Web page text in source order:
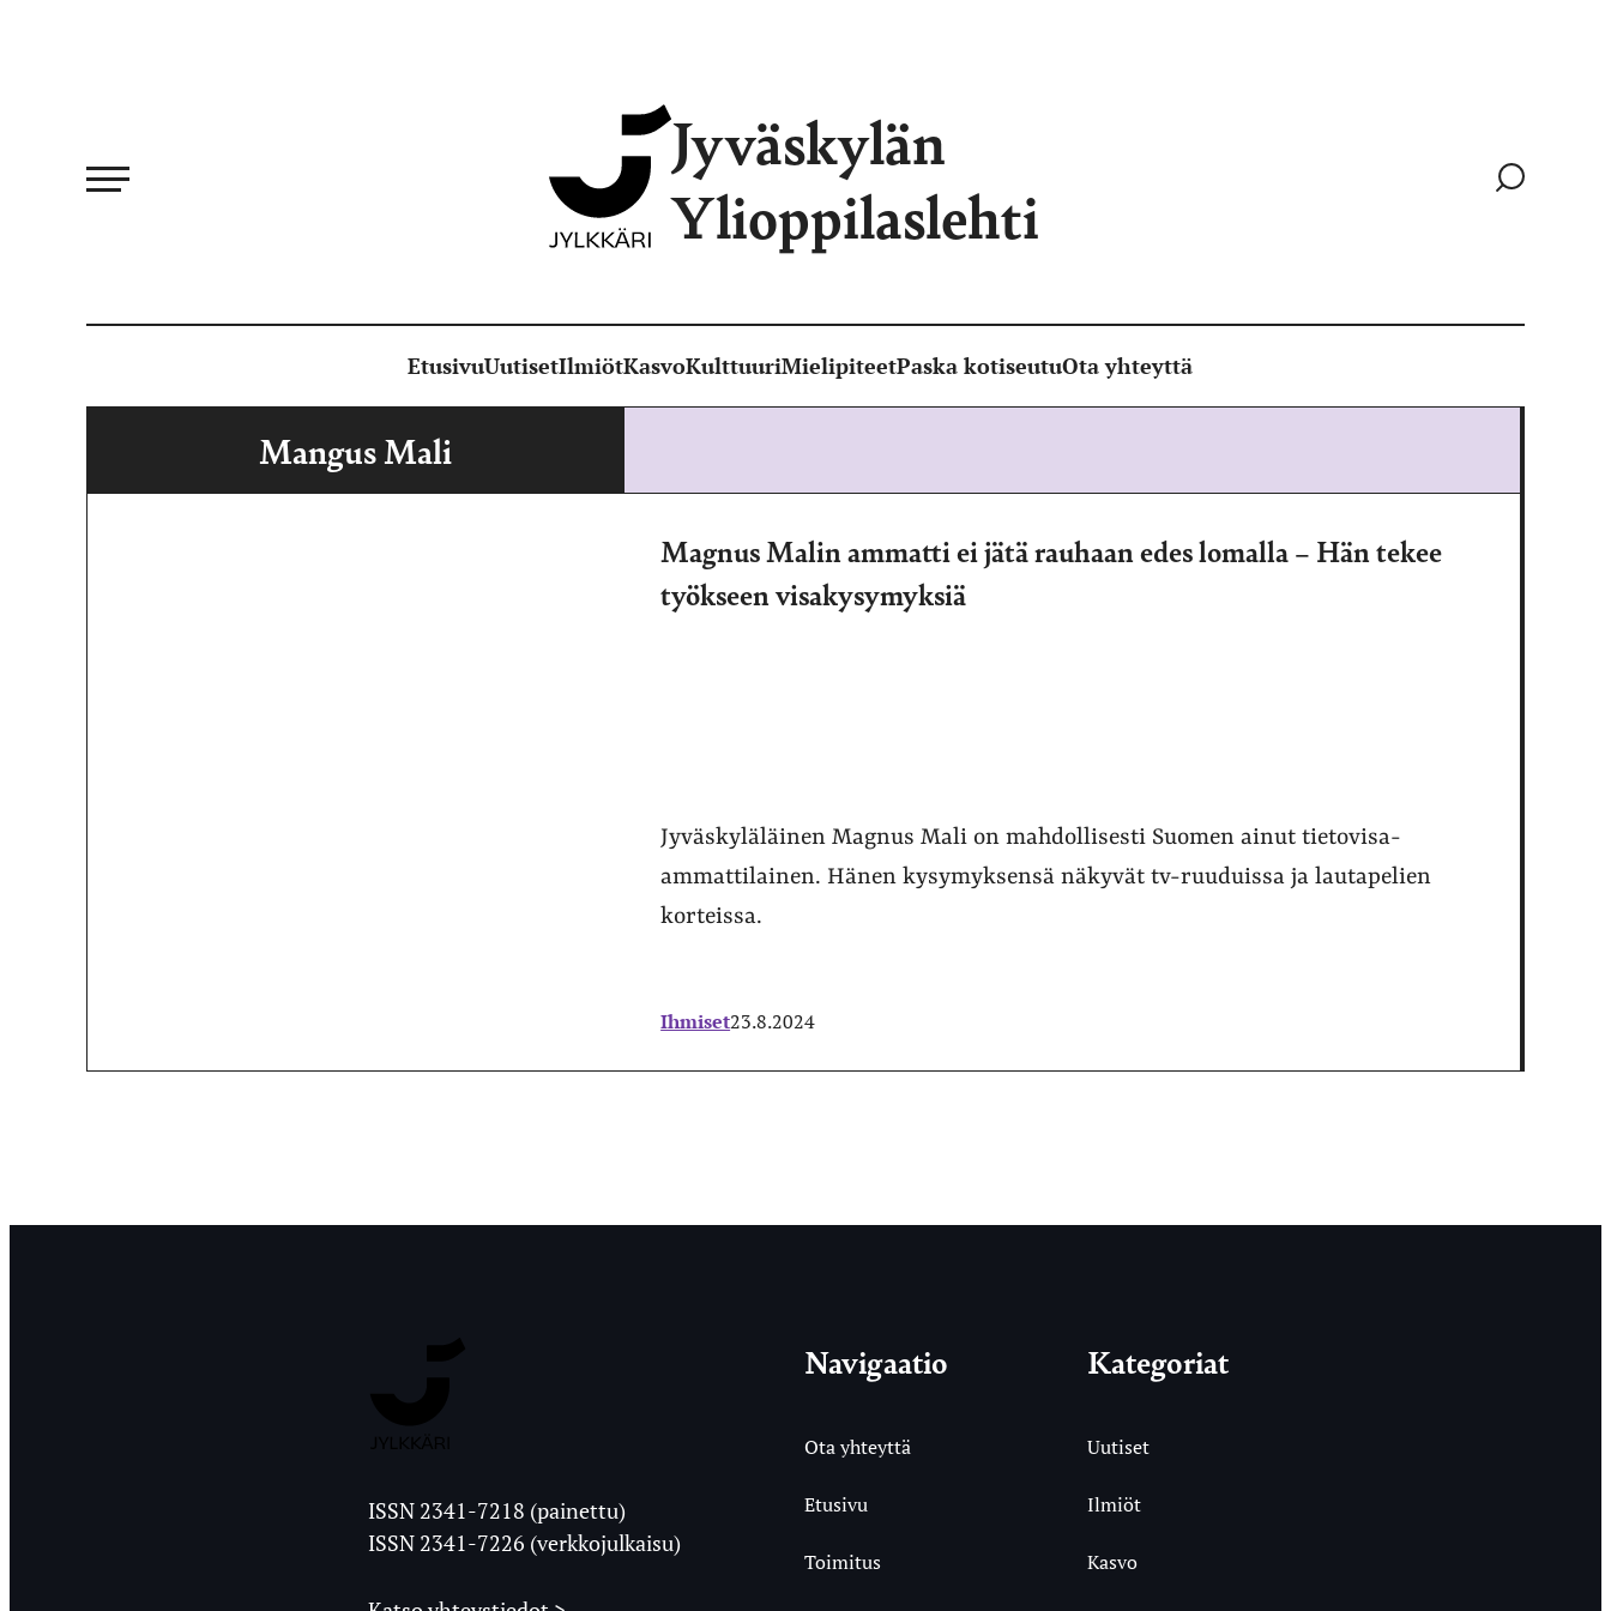
Jyväskylän
Ylioppilaslehti
Siirry
EtusivuUutisetIlmiötKasvoKulttuuriMielipiteetPaska kotiseutuOta yhteyttä
Mangus Mali
Magnus Malin ammatti ei jätä rauhaan edes lomalla – Hän tekee
työkseen visakysymyksiä
Jyväskyläläinen Magnus Mali on mahdollisesti Suomen ainut tietovisa-
ammattilainen. Hänen kysymyksensä näkyvät tv-ruuduissa ja lautapelien
korteissa.
Ihmiset23.8.2024
Ylioppilaslehti
ISSN 2341-7218 (painettu)
ISSN 2341-7226 (verkkojulkaisu)
Navigaatio
Ota yhteyttä
Etusivu
Toimitus
Kategoriat
Uutiset
Ilmiöt
Kasvo